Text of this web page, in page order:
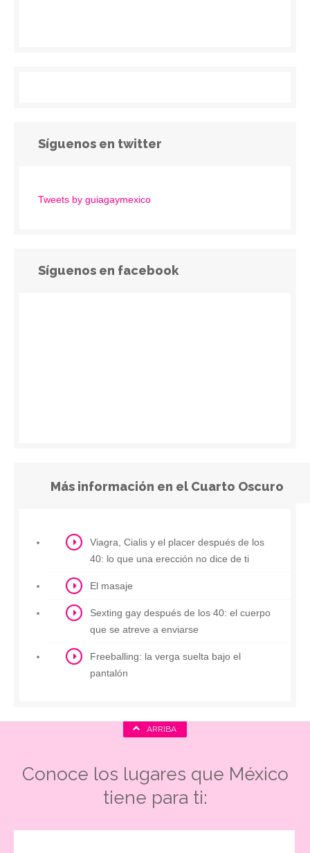
Síguenos en twitter
Tweets by guiagaymexico
Síguenos en facebook
Más información en el Cuarto Oscuro
Viagra, Cialis y el placer después de los
40: lo que una erección no dice de ti
El masaje
Sexting gay después de los 40: el cuerpo
que se atreve a enviarse
Freeballing: la verga suelta bajo el
pantalón
ARRIBA
Conoce los lugares que México
tiene para ti: